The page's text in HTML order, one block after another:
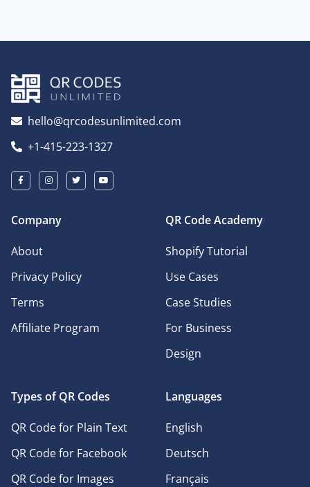
hello@qrcodesunlimited.com
+1-415-223-1327
Company
About
Privacy Policy
Terms
Affiliate Program
QR Code Academy
Shopify Tutorial
Use Cases
Case Studies
For Business
Design
Types of QR Codes
QR Code for Plain Text
QR Code for Facebook
QR Code for Images
Languages
English
Deutsch
Français